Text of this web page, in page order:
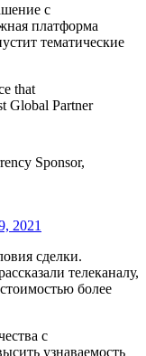
с
платформа
тематические
that
Global Partner
Sponsor,
2021
сделки.
телеканалу,
более
с
узнаваемость